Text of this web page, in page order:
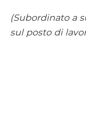
(Subordinato a
sul posto di